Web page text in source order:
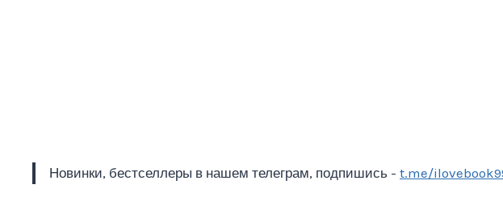
Новинки, бестселлеры в нашем телеграм, подпишись - t.me/